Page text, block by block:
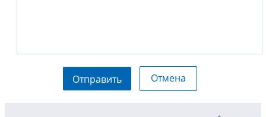
Отправить Отмена